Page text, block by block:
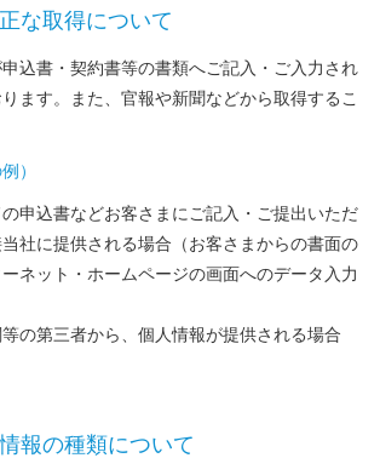
な取得について
込書・契約書等の書類へご記入・ご入力され
ます。また、官報や新聞などから取得するこ
）
申込書などお客さまにご記入・ご提出いただ
社に提供される場合（お客さまからの書面の
ネット・ホームページの画面へのデータ入力
の第三者から、個人情報が提供される場合
報の種類について